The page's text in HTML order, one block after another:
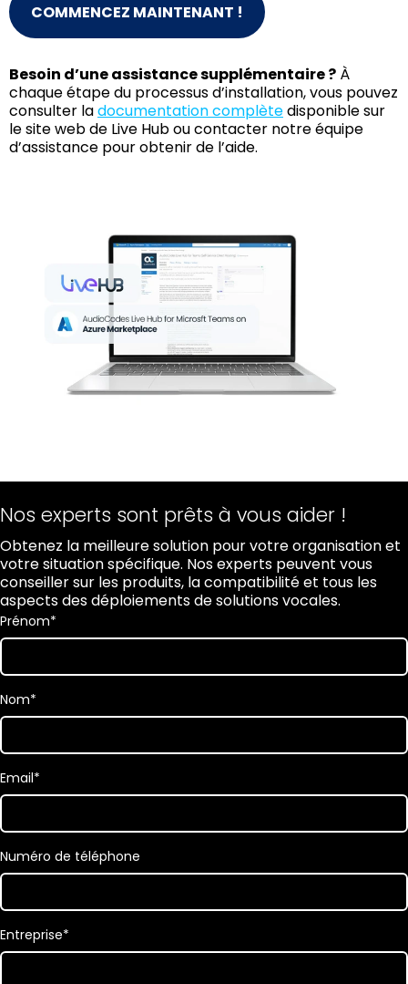
COMMENCEZ MAINTENANT !
Besoin d’une assistance supplémentaire ? À
chaque étape du processus d’installation, vous pouvez
consulter ladocumentation complètedisponible sur
le site web de Live Hub ou contacter notre équipe
d’assistance pour obtenir de l’aide.
Nos experts sont prêts à vous aider !
Obtenez la meilleure solution pour votre organisation et
votre situation spécifique. Nos experts peuvent vous
conseiller sur les produits, la compatibilité et tous les
aspects des déploiements de solutions vocales.
Prénom*
Nom*
Email*
Numéro de téléphone
Entreprise*